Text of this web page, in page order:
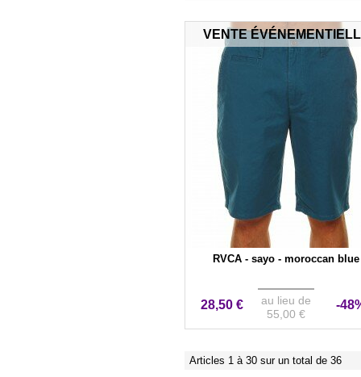
VENTE
RVCA - sayo - moroccan blue
28,50 €
au lieu de
55,00 €
-
Articles 1 à 30 sur un total de 36